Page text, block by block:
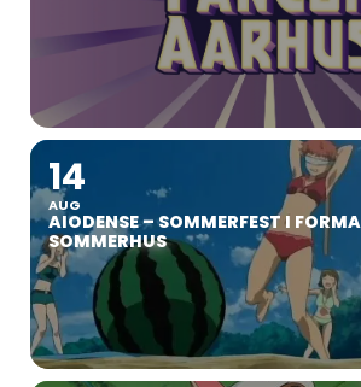
14
AUG
AIODENSE – SOMMERFEST I
SOMMERHUS